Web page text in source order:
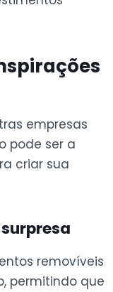
empresas
pode ser a
criar sua
removíveis
permitindo que